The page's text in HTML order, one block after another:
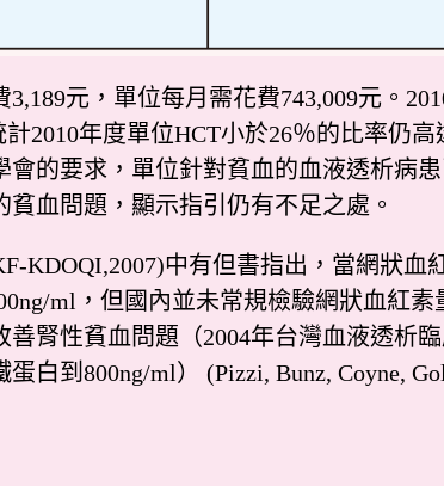
元，單位每月需花費743,009元。
2010年度單位HCT小於26％的比率仍
的要求，單位針對貧血的血液透析病
血問題，顯示指引仍有不足之處。
KDOQI,2007)中有但書指出，當網狀血
ml，但國內並未常規檢驗網狀血紅
腎性貧血問題（2004年台灣血液透析
白到800ng/ml） (Pizzi, Bunz, Coyne,